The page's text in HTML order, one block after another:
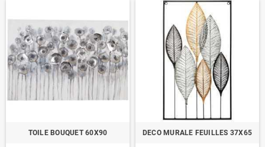
TOILE BOUQUET 60X90 DECO MURALE FEUILLES 37X65